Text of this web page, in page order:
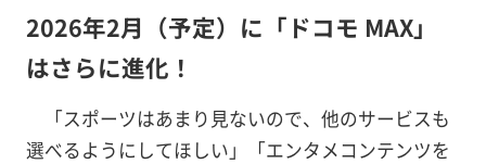
2026年2月（予定）に「ドコモ MAX」
はさらに進化！
「スポーツはあまり見ないので、他のサービスも
選べるようにしてほしい」「エンタメコンテンツを